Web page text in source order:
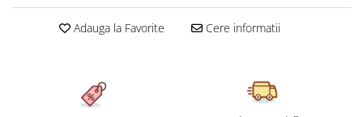
Lenjerii Satin Premium
Lenjerii Jacquard
Lenjerii Creponate
Lenjerii pentru PASTE
Adauga la Favorite Cere informatii